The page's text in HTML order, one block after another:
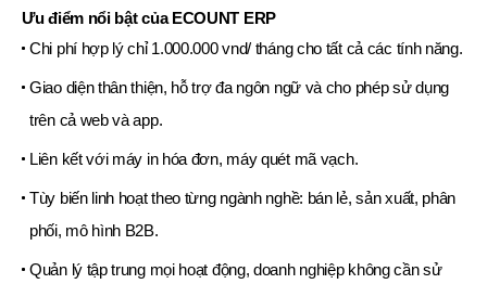
Ưu điểm nổi bật của ECOUNT ERP
Chi phí hợp lý chỉ 1.000.000 vnd/ tháng cho tất cả các tính năng.
Giao diện thân thiện, hỗ trợ đa ngôn ngữ và cho phép sử dụng
trên cả web và app.
Liên kết với máy in hóa đơn, máy quét mã vạch.
Tùy biến linh hoạt theo từng ngành nghề: bán lẻ, sản xuất, phân
phối, mô hình B2B.
Quản lý tập trung mọi hoạt động, doanh nghiệp không cần sử